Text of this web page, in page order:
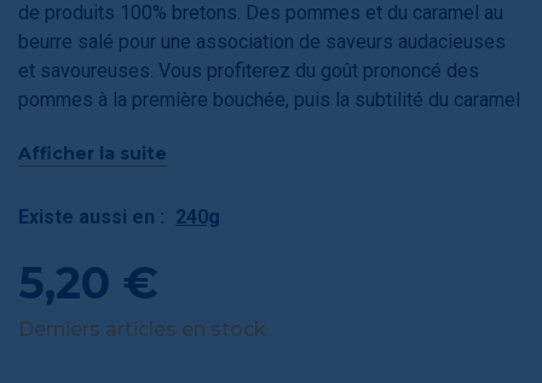
de produits 100% bretons. Des pommes et du caramel au
beurre salé pour une association de saveurs audacieuses
et savoureuses. Vous profiterez du goût prononcé des
pommes à la première bouchée, puis la subtilité du caramel
gourmandise.
Afficher la suite
Existe aussi en : 240g
5,20 €
Derniers articles en stock